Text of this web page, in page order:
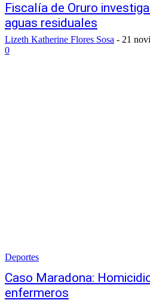
Fiscalía de Oruro
aguas residuales
Lizeth Katherine Flores Sosa - 21
0
Deportes
Caso Maradona:
enfermeros